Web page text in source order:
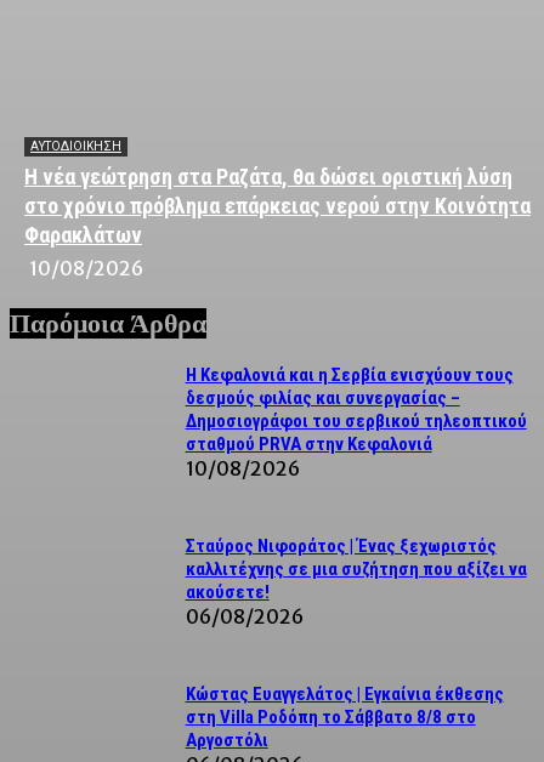
ΑΥΤΟΔΙΟΙΚΗΣΗ
Η νέα γεώτρηση στα Ραζάτα, θα δώσει οριστική λύση
στο χρόνιο πρόβλημα επάρκειας νερού στην Κοινότητα
Φαρακλάτων
10/08/2026
Παρόμοια Άρθρα
Η Κεφαλονιά και η Σερβία ενισχύουν τους
δεσμούς φιλίας και συνεργασίας –
Δημοσιογράφοι του σερβικού τηλεοπτικού
σταθμού PRVA στην Κεφαλονιά
10/08/2026
Σταύρος Νιφοράτος | Ένας ξεχωριστός
καλλιτέχνης σε μια συζήτηση που αξίζει να
ακούσετε!
06/08/2026
Κώστας Ευαγγελάτος | Εγκαίνια έκθεσης
στη Villa Ροδόπη το Σάββατο 8/8 στο
Αργοστόλι